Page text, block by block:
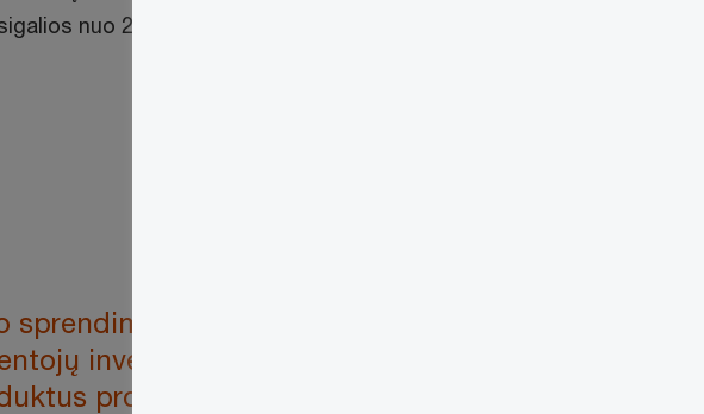
nuo 2025 metų.
sprendimu Seimas supaprastino
investavimo į finansinius
procesą, gauto finansinio